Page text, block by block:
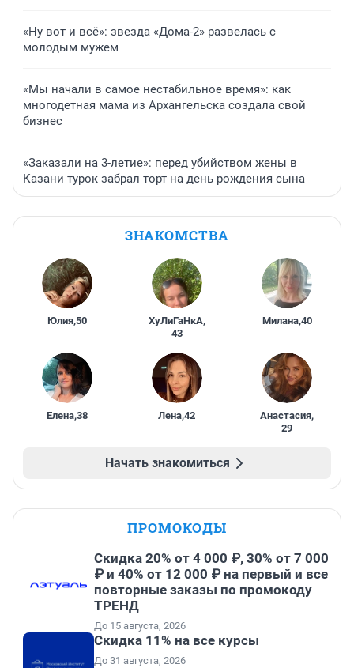
«Ну вот и всё»: звезда «Дома-2» развелась с
молодым мужем
«Мы начали в самое нестабильное время»: как
многодетная мама из Архангельска создала свой
бизнес
«Заказали на 3-летие»: перед убийством жены в
Казани турок забрал торт на день рождения сына
ЗНАКОМСТВА
Юлия,50 ХуЛиГаНкА,
43
Милана,40
Елена,38 Лена,42 Анастасия,
29
Начать знакомиться
ПРОМОКОДЫ
Скидка 20% от 4 000 ₽, 30% от 7 000
₽ и 40% от 12 000 ₽ на первый и все
повторные заказы по промокоду
ТРЕНД
До 15 августа, 2026
Скидка 11% на все курсы
До 31 августа, 2026